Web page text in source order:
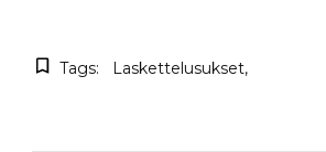
Tags: Laskettelusukset